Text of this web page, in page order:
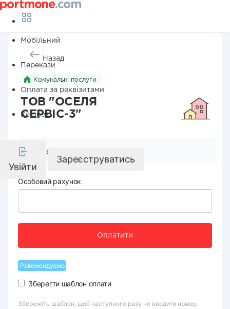
Мобільний
Перекази
Оплата за реквізитами
Кешбек
Увійти
Зареєструватись
Назад
Комунальні послуги
ТОВ "ОСЕЛЯ
СЕРВІС-3"
Реквізити компанії
Особовий рахунок
Оплатити
Рекомендуємо
Зберегти шаблон оплати
Збережіть шаблон, щоб наступного разу не вводити номер